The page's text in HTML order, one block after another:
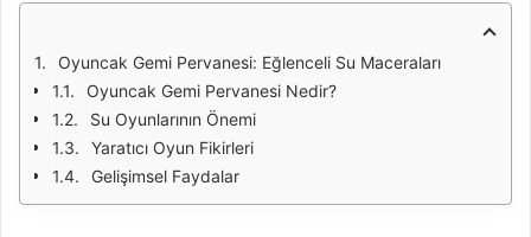
Oyuncak Gemi Pervanesi: Eğlenceli Su Maceraları
Oyuncak Gemi Pervanesi Nedir?
Su Oyunlarının Önemi
Yaratıcı Oyun Fikirleri
Gelişimsel Faydalar